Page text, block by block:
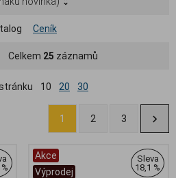
Ceník
Celkem 25 záznamů
10 20 30
1 2 3
Akce
Výprodej
Sleva
18,1 %